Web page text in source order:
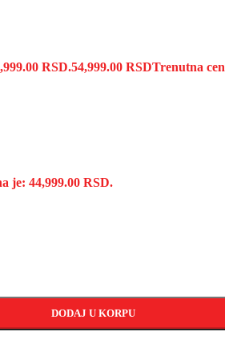
RSD.54,999.00 RSDTrenutna
je: 44,999.00 RSD.
DODAJ U KORPU